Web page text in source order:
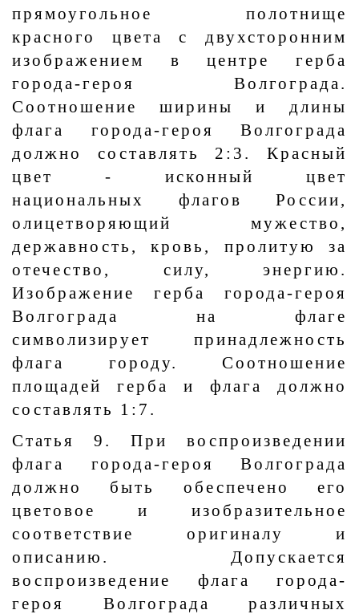
прямоугольное полотнище
красного цвета с двухсторонним
изображением в центре герба
города-героя Волгограда.
Соотношение ширины и длины
флага города-героя Волгограда
должно составлять 2:3. Красный
цвет - исконный цвет
национальных флагов России,
олицетворяющий мужество,
державность, кровь, пролитую за
отечество, силу, энергию.
Изображение герба города-героя
Волгограда на флаге
символизирует принадлежность
флага городу. Соотношение
площадей герба и флага должно
составлять 1:7.
Статья 9. При воспроизведении
флага города-героя Волгограда
должно быть обеспечено его
цветовое и изобразительное
соответствие оригиналу и
описанию. Допускается
воспроизведение флага города-
героя Волгограда различных